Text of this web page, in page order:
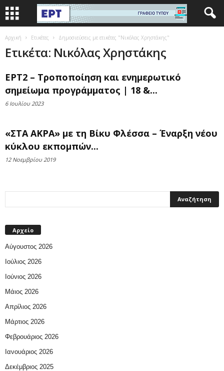
Αρχική Ετικέτες Δημοσιεύσεις με ετικέτες "Νικόλας Χρηστάκης"
Ετικέτα: Νικόλας Χρηστάκης
ΕΡΤ2 – Τροποποίηση και ενημερωτικό
σημείωμα προγράμματος | 18 &...
6 Ιουλίου 2023
«ΣΤΑ ΑΚΡΑ» με τη Βίκυ Φλέσσα – Έναρξη νέου
κύκλου εκπομπών...
12 Νοεμβρίου 2019
Αρχείο
Αύγουστος 2026
Ιούλιος 2026
Ιούνιος 2026
Μάιος 2026
Απρίλιος 2026
Μάρτιος 2026
Φεβρουάριος 2026
Ιανουάριος 2026
Δεκέμβριος 2025